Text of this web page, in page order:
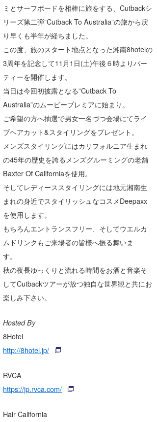
ミとサーフボードを相棒に旅をする、Cutbackシ
リーズ第二弾”Cutback To Australia”の旅から戻
り早くも半年が経ちました。
この度、旅のスタート地点となった湘南8hotelの
3周年を記念して11月1日(土)午後６時よりパー
ティーを開催します。
当日は今回初披露となる”Cutback To
Australia”のムービープレミアに始まり。
ご希望の方へ抽選で男女一名づつ会場にてライ
ブヘアカット&スタイリングをプレゼント。
メンズスタイリングにはカリフォルニア生まれ
の45年の歴史を誇るメンズグルーミングの老舗
Baxter Of Californiaを使用。
そしてレディーススタイリングには地元湘南生
まれの身近でスタイリッシュなコスメDeepaxx
を使用します。
もちろんエントランスフリー、そしてウエルカ
ムドリンクもご来場者の皆様へ振る舞いま
す。
秋の夜長ゆっくりと流れる時間をお酒と音楽そ
してCutbackツアーが放つ独自な世界観と共にお
楽しみ下さい。
Hosted By
8Hotel
http://8hotel.jp/
RVCA
https://jp.rvca.com/
Hair California
ライター/寄稿メディア
Naoya Kimoto
Yasunari Inoue
Yoshiyuki Obata
arukasvision
DELTA FORCE SURF
CBA Films
熊谷素子
メディア
Colors MAGAZINE
WAVAL
波伝説アンバサダー/プロライダー
福島寿実子
中浦“JET”章
嵯峨明日香
進士剛光
田原啓江
植村未来
NOBUFUKU
大野”MAR”修聖
波伝説スタッフ
☆加藤
+☆maki☆+
Aichan
chan-U
ECE
G◎Da
H
KOBU
KY
mitz